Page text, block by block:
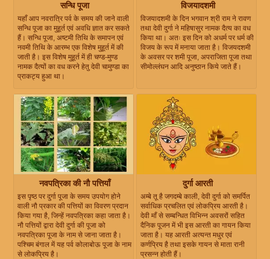
सन्धि पूजा
यहाँ आप नवरात्रि पर्व के समय की जाने वाली
सन्धि पूजा का मुहूर्त एवं अवधि ज्ञात कर सकते
हैं। सन्धि पूजा, अष्टमी तिथि के समापन एवं
नवमी तिथि के आरम्भ एक विशेष मुहूर्त में की
जाती है। इस विशेष मुहूर्त में ही चण्ड-मुण्ड
नामक दैत्यों का वध करने हेतु देवी चामुण्डा का
प्राकट्य हुआ था।
विजयादशमी
विजयादशमी के दिन भगवान श्री राम ने रावण
तथा देवी दुर्गा ने महिषासुर नामक दैत्य का वध
किया था। अतः इस दिन को अधर्म पर धर्म की
विजय के रूप में मनाया जाता है। विजयदशमी
के अवसर पर शमी पूजा, अपराजिता पूजा तथा
सीमोल्लंघन आदि अनुष्ठान किये जाते हैं।
नवपत्रिका की नौ पत्तियाँ
इस पृष्ठ पर दुर्गा पूजा के समय उपयोग होने
वाली नौ प्रकार की पत्तियों का विवरण प्रदान
किया गया है, जिन्हें नवपत्रिका कहा जाता है।
नौ पत्तियों द्वारा देवी दुर्गा की पूजा को
नवपत्रिका पूजा के नाम से जाना जाता है।
पश्चिम बंगाल में यह पर्व कोलाबोऊ पूजा के नाम
से लोकप्रिय है।
दुर्गा आरती
अम्बे तू है जगदम्बे काली, देवी दुर्गा को समर्पित
सर्वाधिक प्रचलित एवं लोकप्रिय आरती है।
देवी माँ से सम्बन्धित विभिन्न अवसरों सहित
दैनिक पूजन में भी इस आरती का गायन किया
जाता है। यह आरती अत्यन्त मधुर एवं
कर्णप्रिय है तथा इसके गायन से माता रानी
प्रसन्न होती हैं।